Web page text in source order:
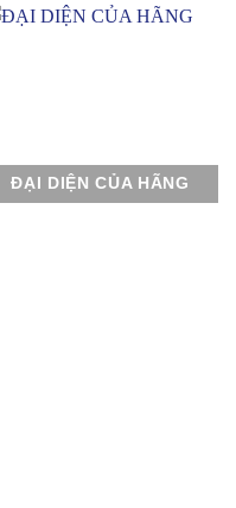
ĐẠI DIỆN CỦA HÃNG